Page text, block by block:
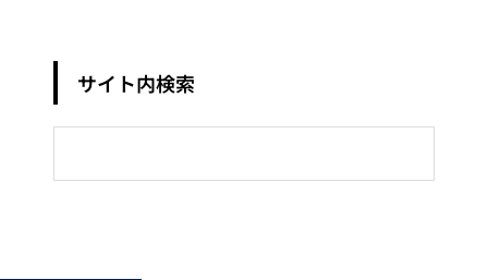
サイト内検索